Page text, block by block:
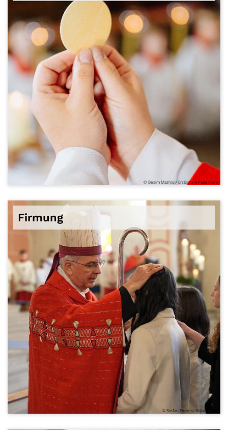
© Besim Mazhiqi/ Erzbistum Paderborn
Firmung
© Stefan Endres/ Bistum Trier